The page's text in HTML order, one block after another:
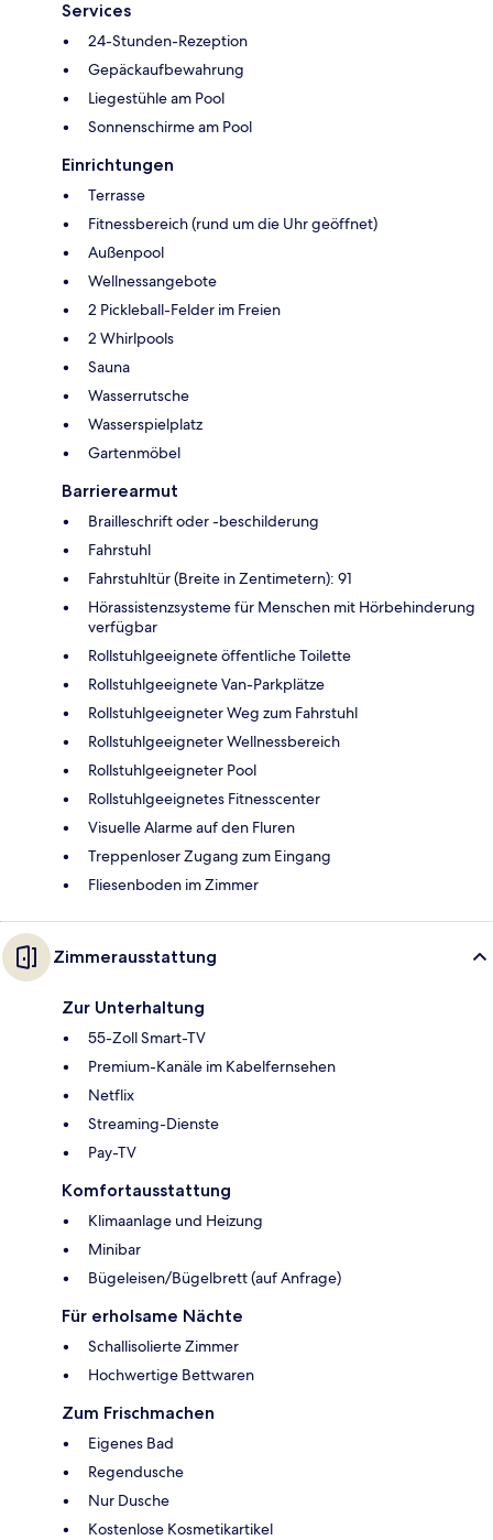
Services
24-Stunden-Rezeption
Gepäckaufbewahrung
Liegestühle am Pool
Sonnenschirme am Pool
Einrichtungen
Terrasse
Fitnessbereich (rund um die Uhr geöffnet)
Außenpool
Wellnessangebote
2 Pickleball-Felder im Freien
2 Whirlpools
Sauna
Wasserrutsche
Wasserspielplatz
Gartenmöbel
Barrierearmut
Brailleschrift oder -beschilderung
Fahrstuhl
Fahrstuhltür (Breite in Zentimetern): 91
Hörassistenzsysteme für Menschen mit Hörbehinderung
verfügbar
Rollstuhlgeeignete öffentliche Toilette
Rollstuhlgeeignete Van-Parkplätze
Rollstuhlgeeigneter Weg zum Fahrstuhl
Rollstuhlgeeigneter Wellnessbereich
Rollstuhlgeeigneter Pool
Rollstuhlgeeignetes Fitnesscenter
Visuelle Alarme auf den Fluren
Treppenloser Zugang zum Eingang
Fliesenboden im Zimmer
Zimmerausstattung
Zur Unterhaltung
55-Zoll Smart-TV
Premium-Kanäle im Kabelfernsehen
Netflix
Streaming-Dienste
Pay-TV
Komfortausstattung
Klimaanlage und Heizung
Minibar
Bügeleisen/Bügelbrett (auf Anfrage)
Für erholsame Nächte
Schallisolierte Zimmer
Hochwertige Bettwaren
Zum Frischmachen
Eigenes Bad
Regendusche
Nur Dusche
Kostenlose Kosmetikartikel